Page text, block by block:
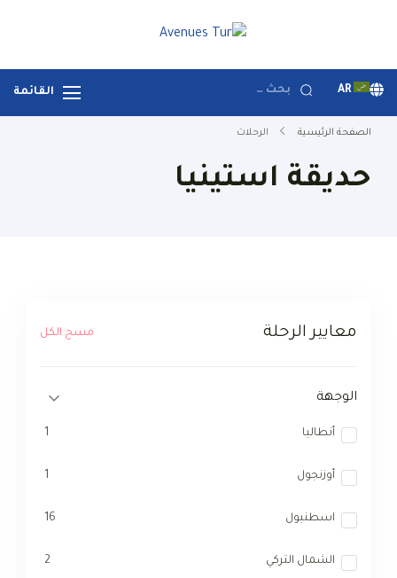
in Turkey
AR
البحث
عن:
القائمة
الصفحة الرئيسية الرحلات
حديقة استينيا
معايير الرحلة مسح الكل
الوجهة
أنطاليا 1
أوزنجول 1
اسطنبول 16
الشمال التركي 2